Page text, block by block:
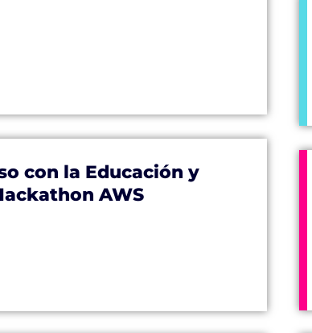
con la Educación y
AWS